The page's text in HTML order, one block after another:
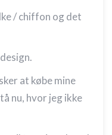
/ chiffon og det
at købe mine
nu, hvor jeg ikke